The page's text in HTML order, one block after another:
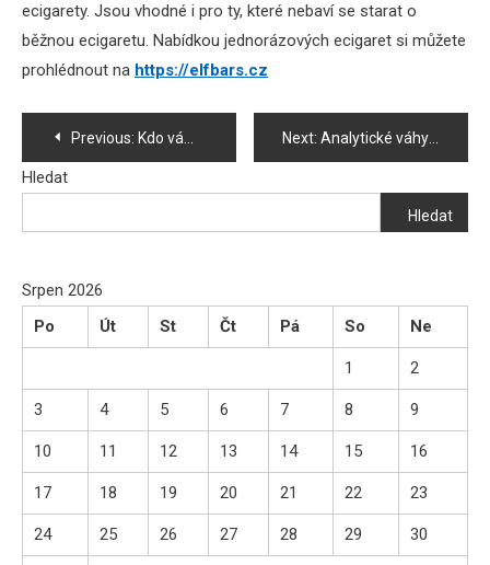
ecigarety. Jsou vhodné i pro ty, které nebaví se starat o
běžnou ecigaretu. Nabídkou jednorázových ecigaret si můžete
prohlédnout na https://elfbars.cz
Navigace
pro
příspěvek
Previous: Kdo vám zajistí komplexní řešení pro dopravní značení? Next: Analytické váhy: Maximální přesnost pro laboratoře
Hledat
Hledat
Srpen 2026
Po
Út St Čt Pá So Ne
1 2
3 4 5 6 7 8 9
10 11 12 13 14 15 16
17 18 19 20 21 22 23
24 25 26 27 28 29 30